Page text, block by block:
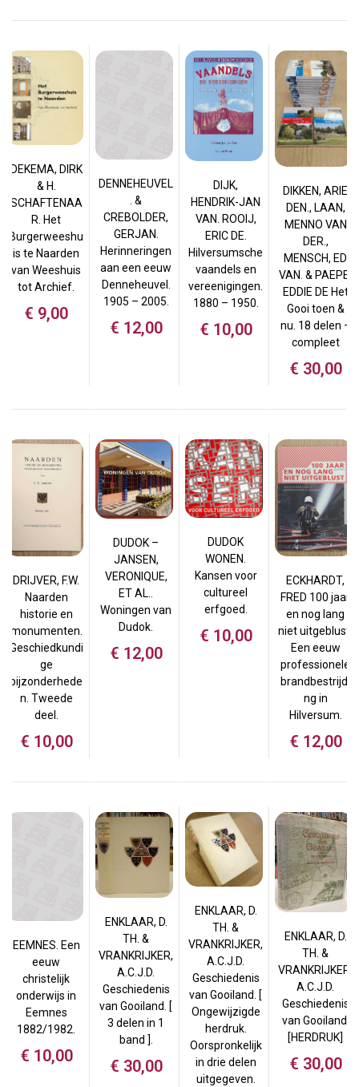
DEKEMA, DIRK
& H.
SCHAFTENAA
R. Het
Burgerweeshu
is te Naarden
van Weeshuis
tot Archief.
€ 9,00
DENNEHEUVEL
. &
CREBOLDER,
GERJAN.
Herinneringen
aan een eeuw
Denneheuvel.
1905 – 2005.
€ 12,00
DIJK,
HENDRIK-JAN
VAN. ROOIJ,
ERIC DE.
Hilversumsche
vaandels en
vereenigingen.
1880 – 1950.
€ 10,00
DIKKEN, ARIE
DEN., LAAN,
MENNO VAN
DER.,
MENSCH, ED
VAN. & PAEPE,
EDDIE DE Het
Gooi toen &
nu. 18 delen –
compleet
€ 30,00
DRIJVER, F.W.
Naarden
historie en
monumenten.
Geschiedkundi
ge
bijzonderhede
n. Tweede
deel.
€ 10,00
DUDOK –
JANSEN,
VERONIQUE,
ET AL..
Woningen van
Dudok.
€ 12,00
DUDOK
WONEN.
Kansen voor
cultureel
erfgoed.
€ 10,00
ECKHARDT,
FRED 100 jaar
en nog lang
niet uitgeblust.
Een eeuw
professionele
brandbestrijdi
ng in
Hilversum.
€ 12,00
EEMNES. Een
eeuw
christelijk
onderwijs in
Eemnes
1882/1982.
€ 10,00
ENKLAAR, D.
TH. &
VRANKRIJKER,
A.C.J.D.
Geschiedenis
van Gooiland. [
3 delen in 1
band ].
€ 30,00
ENKLAAR, D.
TH. &
VRANKRIJKER,
A.C.J.D.
Geschiedenis
van Gooiland. [
Ongewijzigde
herdruk.
Oorspronkelijk
in drie delen
uitgegeven.
ENKLAAR, D.
TH. &
VRANKRIJKER,
A.C.J.D.
Geschiedenis
van Gooiland.
[HERDRUK]
€ 30,00